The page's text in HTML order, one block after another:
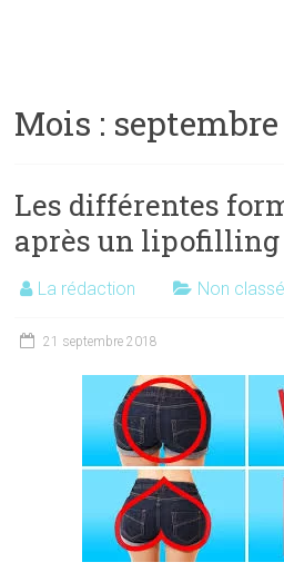
Mois : septembre
Les différentes
après un lipofilling
La rédaction Non classé
21 septembre 2018